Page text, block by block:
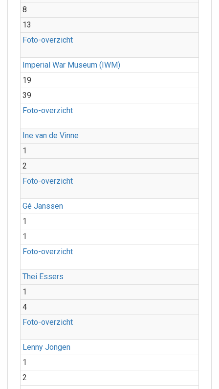
8
13
Foto-overzicht
Imperial War Museum (IWM)
19
39
Foto-overzicht
Ine van de Vinne
1
2
Foto-overzicht
Gé Janssen
1
1
Foto-overzicht
Thei Essers
1
4
Foto-overzicht
Lenny Jongen
1
2